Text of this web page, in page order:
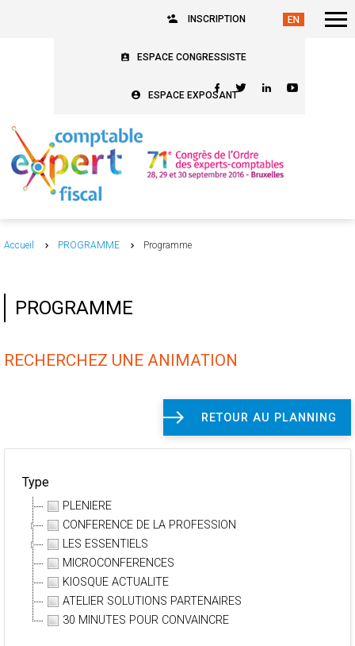
INSCRIPTION
ESPACE CONGRESSISTE
ESPACE EXPOSANT
Accueil PROGRAMME Programme
PROGRAMME
RECHERCHEZ UNE ANIMATION
RETOUR AU PLANNING
Type
PLENIERE
CONFERENCE DE LA PROFESSION
LES ESSENTIELS
MICROCONFERENCES
KIOSQUE ACTUALITE
ATELIER SOLUTIONS PARTENAIRES
30 MINUTES POUR CONVAINCRE